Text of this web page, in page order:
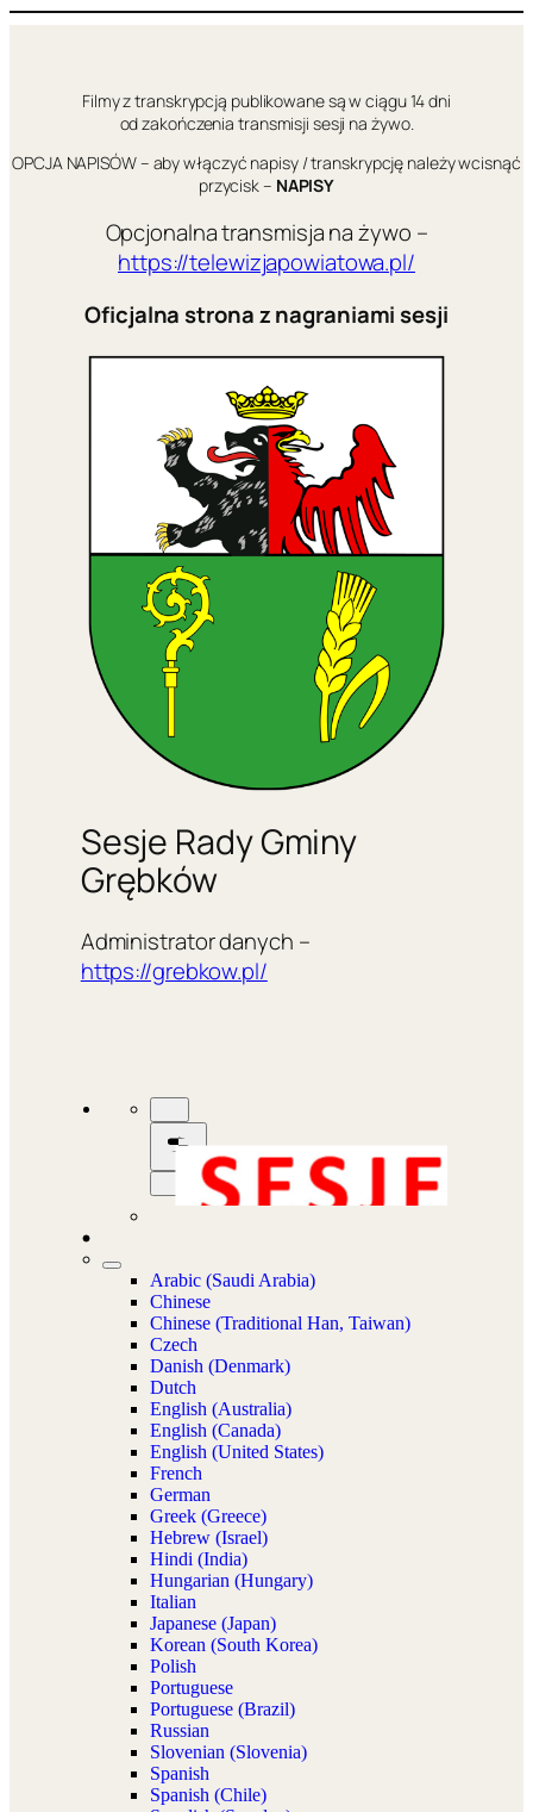
Filmy z transkrypcją publikowane są w ciągu 14 dni
od zakończenia transmisji sesji na żywo.
OPCJA NAPISÓW – aby włączyć napisy / transkrypcję należy wcisnąć
przycisk – NAPISY
Opcjonalna transmisja na żywo –
https://telewizjapowiatowa.pl/
Oficjalna strona z nagraniami sesji
Sesje Rady Gminy
Grębków
Administrator danych –
https://grebkow.pl/